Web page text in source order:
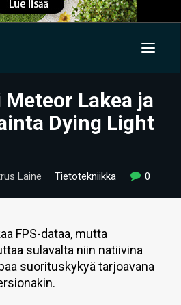
Lakea ja
Dying Light
Laine Tietotekniikka 0
FPS-dataa, mutta
sulavalta niin natiivina
suorituskykyä tarjoavana